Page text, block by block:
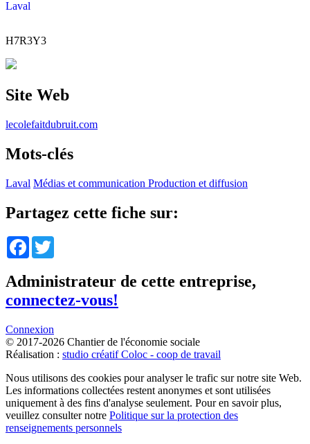
Laval
H7R3Y3
Site Web
lecolefaitdubruit.com
Mots-clés
Laval Médias et communication Production et diffusion
Partagez cette fiche sur:
Facebook
Administrateur de cette entreprise,
connectez-vous!
Connexion
© 2017-2026 Chantier de l'économie sociale
Réalisation : studio créatif Coloc - coop de travail
Nous utilisons des cookies pour analyser le trafic sur notre site Web.
Les informations collectées restent anonymes et sont utilisées
uniquement à des fins d'analyse seulement. Pour en savoir plus,
veuillez consulter notre Politique sur la protection des
renseignements personnels